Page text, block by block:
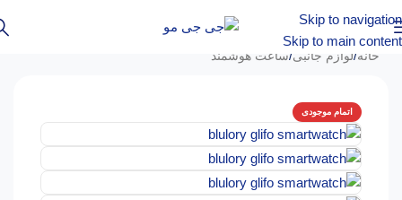
Skip to navigation
Skip to main content
خانه/لوازم جانبی/ساعت هوشمند
اتمام موجودی